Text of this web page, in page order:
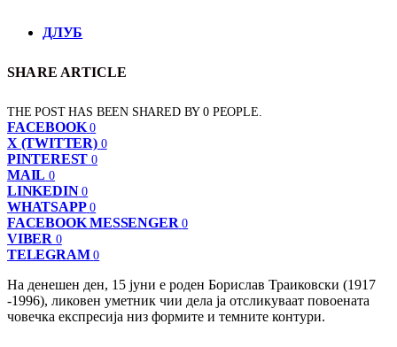
ДЛУБ
SHARE ARTICLE
THE POST HAS BEEN SHARED BY0 PEOPLE.
FACEBOOK 0
X (TWITTER) 0
PINTEREST 0
MAIL 0
LINKEDIN 0
WHATSAPP 0
FACEBOOK MESSENGER 0
VIBER 0
TELEGRAM 0
На денешен ден, 15 јуни е роден Борислав Траиковски (1917
-1996), ликовен уметник чии дела ја отсликуваат повоената
човечка експресија низ формите и темните контури.